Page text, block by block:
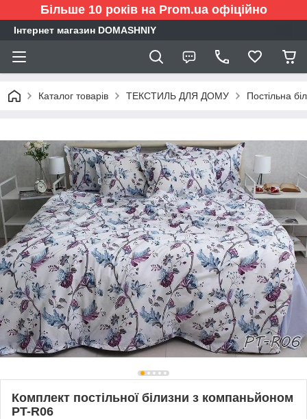
Більше 10 років на Prom.ua офіційно
Інтернет магазин DOMASHNIY
Каталог товарів ТЕКСТИЛЬ ДЛЯ ДОМУ Постільна
Комплект постільної білизни з компаньйоном
PT-R06